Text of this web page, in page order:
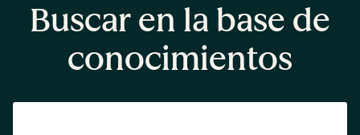
Buscar en la base de
conocimientos